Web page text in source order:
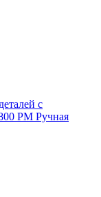
с
РМ Ручная